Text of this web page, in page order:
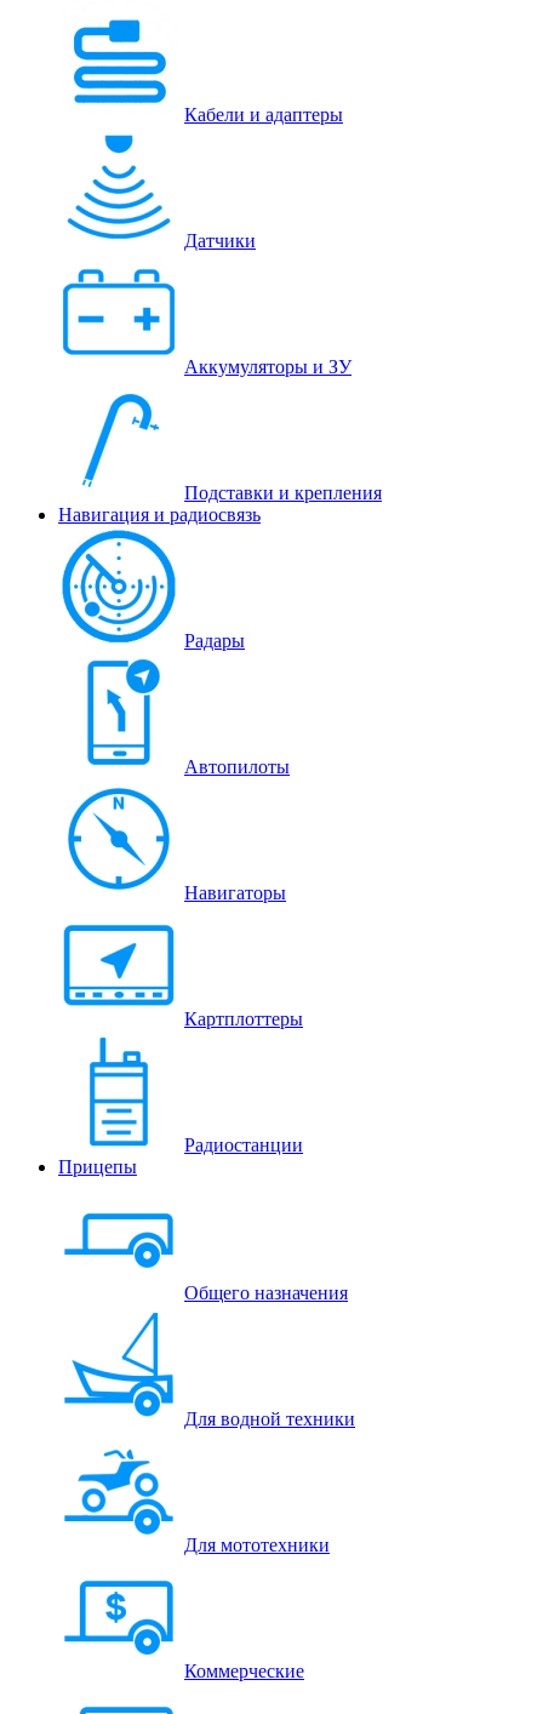
Кабели и адаптеры
Датчики
Аккумуляторы и ЗУ
Подставки и крепления
Навигация и радиосвязь
Радары
Автопилоты
Навигаторы
Картплоттеры
Радиостанции
Прицепы
Общего назначения
Для водной техники
Для мототехники
Коммерческие